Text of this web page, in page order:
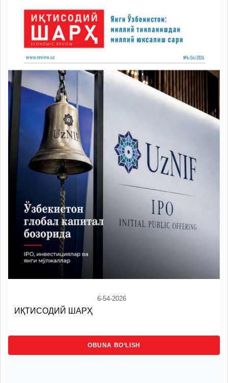
6-54-2026
ИҚТИСОДИЙ ШАРҲ
OBUNA BO‘LISH